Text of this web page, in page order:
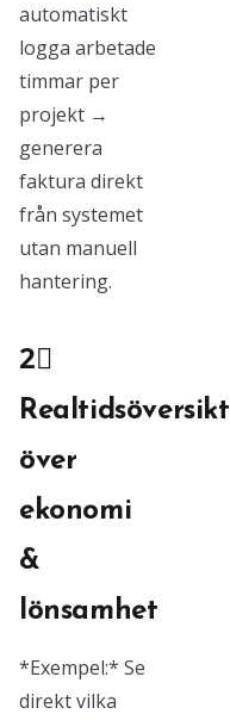
automatiskt
logga arbetade
timmar per
projekt →
generera
faktura direkt
från systemet
utan manuell
hantering.
2⃣
Realtidsöversikt
över
ekonomi
&
lönsamhet
*Exempel:* Se
direkt vilka